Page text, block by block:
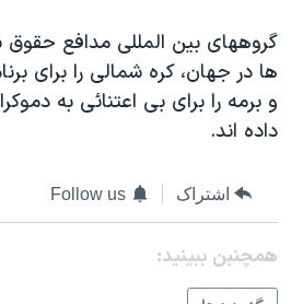
اسرائیل در جنگ
گالری عکس
آرشیو پخش زنده
ورزش زنان در ایران
اعتراضات زن، زندگی، آزادی
مجموعه مستندهای دادخواهی
دادگاه حمید نوری
چهل سال گروگان‌گیری
قانون شفافیت دارائی کادر رهبری ایران
زبانهای مختلف
گروههای بين المللی مدافع
ها در جهان، کره شمالی را برای
و برمه را برای بی اعتنائی به
داده اند.
اشتراک Follow us
همچنبن ببینید: